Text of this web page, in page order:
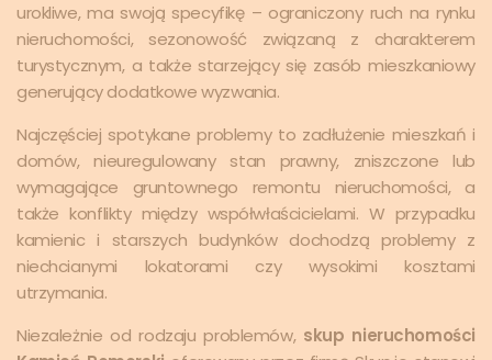
urokliwe, ma swoją specyfikę – ograniczony ruch na rynku
nieruchomości, sezonowość związaną z charakterem
turystycznym, a także starzejący się zasób mieszkaniowy
generujący dodatkowe wyzwania.
Najczęściej spotykane problemy to zadłużenie mieszkań i
domów, nieuregulowany stan prawny, zniszczone lub
wymagające gruntownego remontu nieruchomości, a
także konflikty między współwłaścicielami. W przypadku
kamienic i starszych budynków dochodzą problemy z
niechcianymi lokatorami czy wysokimi kosztami
utrzymania.
Niezależnie od rodzaju problemów, skup nieruchomości